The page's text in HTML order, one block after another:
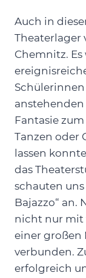
Auch in
Theaterlager
Chemnitz.
Fantasie
Tanzen oder
lassen
das
schauten uns
Bajazzo“ an.
nicht nur mit
einer großen
verbunden.
erfolgreich